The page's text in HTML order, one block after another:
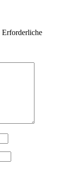
Erforderliche